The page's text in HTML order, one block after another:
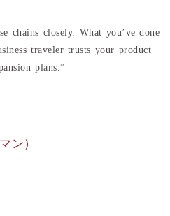
chains closely. What you’ve done
traveler trusts your product
plans.”
ン）